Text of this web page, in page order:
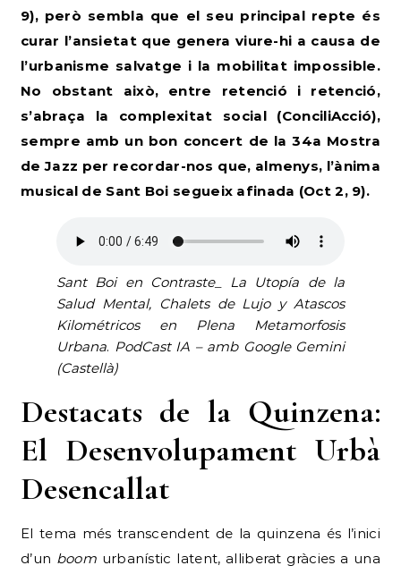
9), però sembla que el seu principal repte és
curar l’ansietat que genera viure-hi a causa de
l’urbanisme salvatge i la mobilitat impossible.
No obstant això, entre retenció i retenció,
s’abraça la complexitat social (ConciliAcció),
sempre amb un bon concert de la 34a Mostra
de Jazz per recordar-nos que, almenys, l’ànima
musical de Sant Boi segueix afinada (Oct 2, 9).
Sant Boi en Contraste_ La Utopía de la
Salud Mental, Chalets de Lujo y Atascos
Kilométricos en Plena Metamorfosis
Urbana. PodCast IA – amb Google Gemini
(Castellà)
Destacats de la Quinzena:
El Desenvolupament Urbà
Desencallat
El tema més transcendent de la quinzena és l’inici
d’un boom urbanístic latent, alliberat gràcies a una